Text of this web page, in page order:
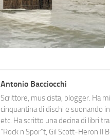
Antonio Bacciocchi
Scrittore, musicista, blogger. Ha
cinquantina di dischi e suonando
etc. Ha scritto una decina di libri
"Rock n Spor"t, Gil Scott-Heron Il